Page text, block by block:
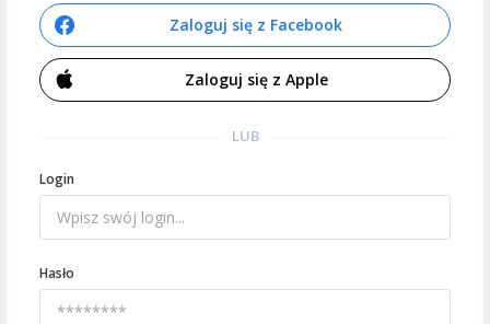
Zaloguj się z Facebook
Zaloguj się z Apple
LUB
Login
Hasło